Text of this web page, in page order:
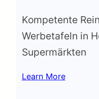
Kompetente
Werbetafeln in
Supermärkten
Learn More